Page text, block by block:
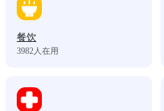
餐饮
3982人在用